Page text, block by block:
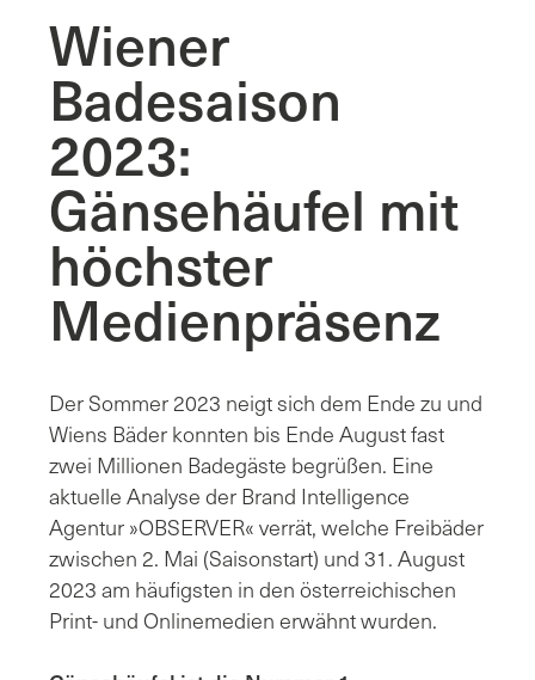
Wiener
Badesaison
2023:
Gänsehäufel mit
höchster
Medienpräsenz
Der Sommer 2023 neigt sich dem Ende zu und
Wiens Bäder konnten bis Ende August fast
zwei Millionen Badegäste begrüßen. Eine
aktuelle Analyse der Brand Intelligence
Agentur »OBSERVER« verrät, welche Freibäder
zwischen 2. Mai (Saisonstart) und 31. August
2023 am häufigsten in den österreichischen
Print- und Onlinemedien erwähnt wurden.